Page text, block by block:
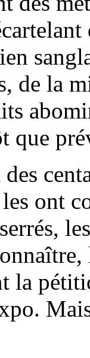
de la
que
des
ont
la